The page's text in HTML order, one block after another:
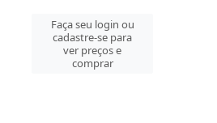
Faça seu login ou
cadastre-se para
ver preços e
comprar